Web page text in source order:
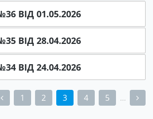
ВІД 01.05.2026
ВІД 28.04.2026
ВІД 24.04.2026
1 2
3
4 5 ...